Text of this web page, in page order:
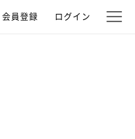
会員登録 ログイン